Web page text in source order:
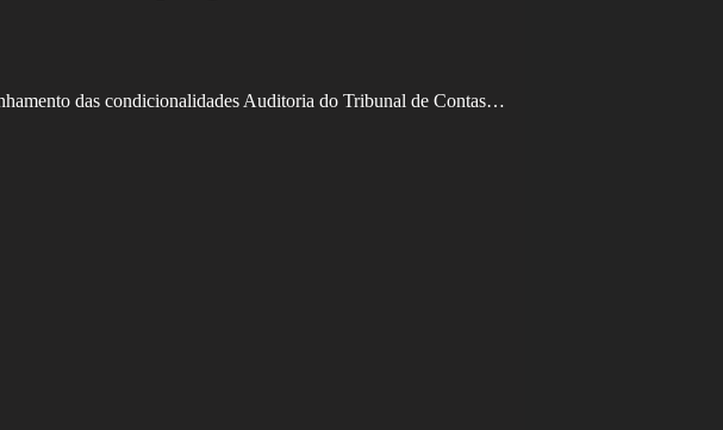
das condicionalidades Auditoria do Tribunal de Contas…